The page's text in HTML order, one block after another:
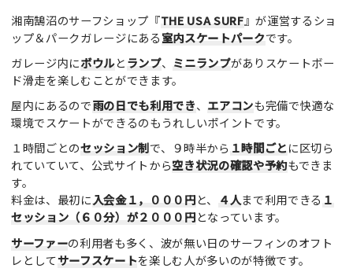
湘南鵠沼のサーフショップ『THE USA SURF』が運営するショ
ップ＆パークガレージにある室内スケートパークです。
ガレージ内にボウルとランプ、 ミニランプがありスケートボー
ド滑走を楽しむことができます。
屋内にあるので雨の日でも利用でき、 エアコンも完備で快適な
環境でスケートができるのもうれしいポイントです。
１時間ごとのセッション制で、９時半から １時間ごとに区切ら
れていていて、公式サイトから空き状況の確認や予約もできま
す。
料金は、最初に入会金１，０００円と、 ４人まで利用できる １
セッション（６０分）が２０００円となっています。
サーファーの利用者も多く、波が無い日のサーフィンのオフト
レとしてサーフスケートを楽しむ人が多いのが特徴です。